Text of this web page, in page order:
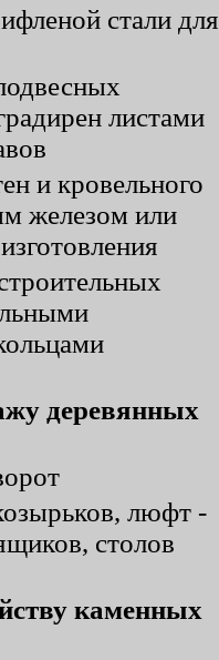
стали для
листами
и кровельного
железом или
деревянных
люфт -
столов
каменных